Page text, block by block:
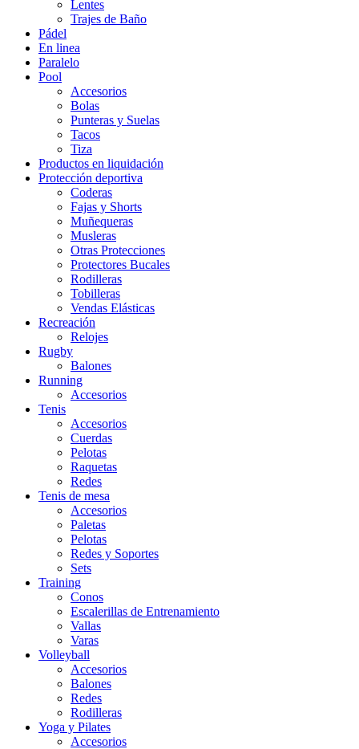
Lentes
Trajes de Baño
Pádel
En linea
Paralelo
Pool
Accesorios
Bolas
Punteras y Suelas
Tacos
Tiza
Productos en liquidación
Protección deportiva
Coderas
Fajas y Shorts
Muñequeras
Musleras
Otras Protecciones
Protectores Bucales
Rodilleras
Tobilleras
Vendas Elásticas
Recreación
Relojes
Rugby
Balones
Running
Accesorios
Tenis
Accesorios
Cuerdas
Pelotas
Raquetas
Redes
Tenis de mesa
Accesorios
Paletas
Pelotas
Redes y Soportes
Sets
Training
Conos
Escalerillas de Entrenamiento
Vallas
Varas
Volleyball
Accesorios
Balones
Redes
Rodilleras
Yoga y Pilates
Accesorios